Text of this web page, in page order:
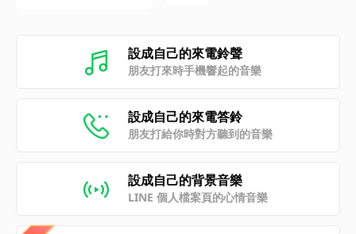
設成自己的來電鈴聲
朋友打來時手機響起的音樂
設成自己的來電答鈴
朋友打給你時對方聽到的音樂
設成自己的背景音樂
LINE 個人檔案頁的心情音樂